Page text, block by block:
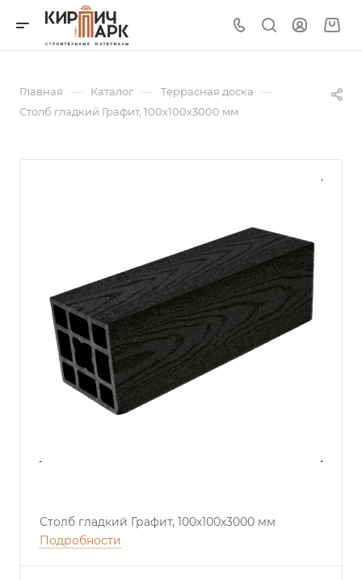
Главная — Каталог — Террасная доска —
Столб гладкий Графит, 100х100х3000 мм
Столб гладкий Графит, 100х100х3000 мм
Подробности